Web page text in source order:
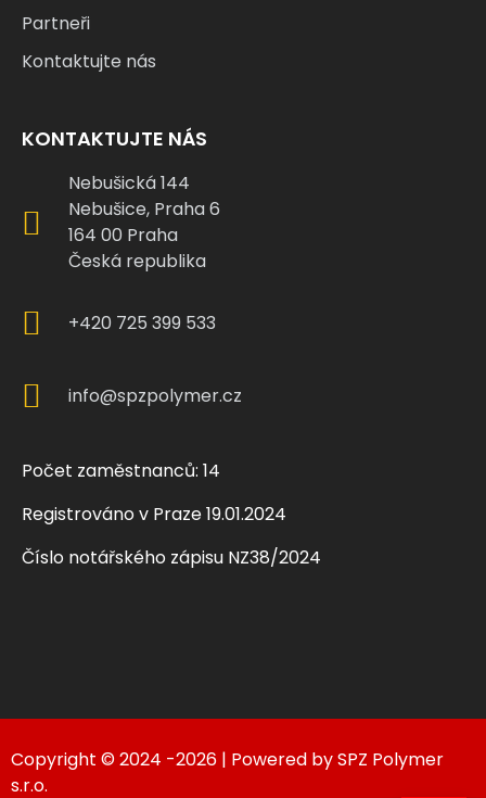
Partneři
Kontaktujte nás
KONTAKTUJTE NÁS
Nebušická 144
Nebušice, Praha 6
164 00 Praha
Česká republika
+420 725 399 533
info@spzpolymer.cz
Počet zaměstnanců: 14
Registrováno v Praze 19.01.2024
Číslo notářského zápisu NZ38/2024
Copyright © 2024 -2026 | Powered by SPZ Polymer
s.r.o.